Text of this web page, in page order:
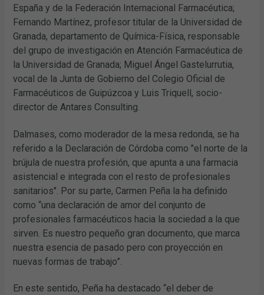
España y de la Federación Internacional Farmacéutica;
Fernando Martínez, profesor titular de la Universidad de
Granada, departamento de Química-Física, responsable
del grupo de investigación en Atención Farmacéutica de
la Universidad de Granada; Miguel Ángel Gastelurrutia,
vocal de la Junta de Gobierno del Colegio Oficial de
Farmacéuticos de Guipúzcoa y Luis Triquell, socio-
director de Antares Consulting.
Dalmases, como moderador de la mesa redonda, se ha
referido a la Declaración de Córdoba como "el norte de la
brújula de nuestra profesión, que apunta a una farmacia
asistencial e integrada con el resto de profesionales
sanitarios". Por su parte, Carmen Peña la ha definido
como “una declaración de amor del conjunto de
profesionales farmacéuticos hacia la sociedad a la que
sirven. Es nuestro pequeño gran documento, que marca
nuestra esencia de pasado pero con proyección en
nuevas formas de trabajo”.
En este sentido, Peña ha destacado “el deber de